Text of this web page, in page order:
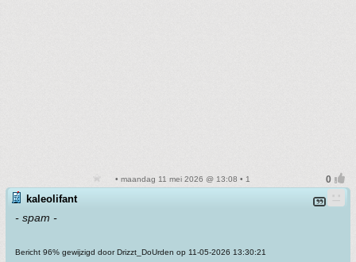
• maandag 11 mei 2026 @ 13:08 • 1
kaleolifant
- spam -
Bericht 96% gewijzigd door Drizzt_DoUrden op 11-05-2026 13:30:21